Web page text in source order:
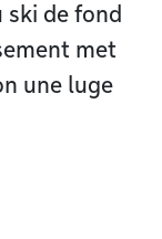
de fond
met
une luge